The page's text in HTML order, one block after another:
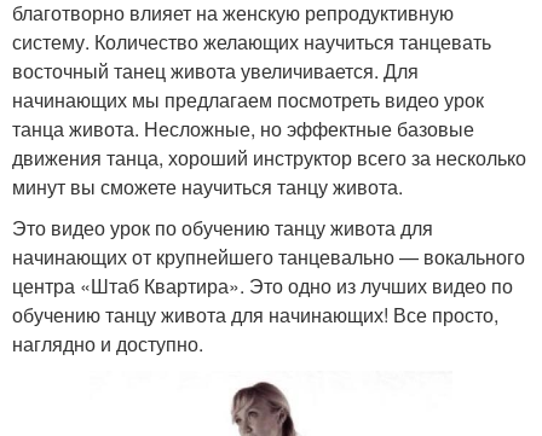
благотворно влияет на женскую репродуктивную
систему. Количество желающих научиться танцевать
восточный танец живота увеличивается. Для
начинающих мы предлагаем посмотреть видео урок
танца живота. Несложные, но эффектные базовые
движения танца, хороший инструктор всего за несколько
минут вы сможете научиться танцу живота.
Это видео урок по обучению танцу живота для
начинающих от крупнейшего танцевально — вокального
центра «Штаб Квартира». Это одно из лучших видео по
обучению танцу живота для начинающих! Все просто,
наглядно и доступно.